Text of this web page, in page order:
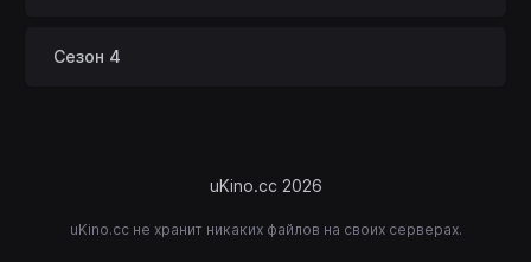
Сезон 4
uKino.cc 2026
uKino.cc не хранит никаких файлов на своих серверах.